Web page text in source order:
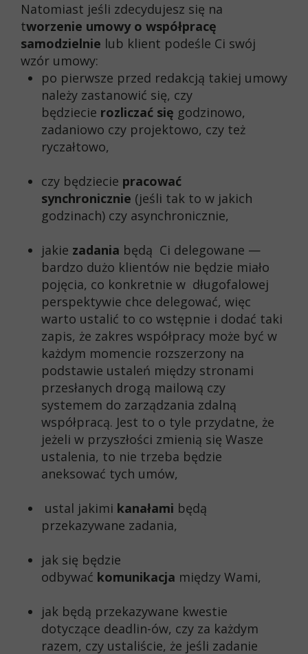
Natomiast jeśli zdecydujesz się na
tworzenie umowy o współpracę
samodzielnie lub klient podeśle Ci swój
wzór umowy:
po pierwsze przed redakcją takiej umowy
należy zastanowić się, czy
będziecie rozliczać się godzinowo,
zadaniowo czy projektowo, czy też
ryczałtowo,
czy będziecie pracować
synchronicznie (jeśli tak to w jakich
godzinach) czy asynchronicznie,
jakie zadania będą Ci delegowane —
bardzo dużo klientów nie będzie miało
pojęcia, co konkretnie w długofalowej
perspektywie chce delegować, więc
warto ustalić to co wstępnie i dodać taki
zapis, że zakres współpracy może być w
każdym momencie rozszerzony na
podstawie ustaleń między stronami
przesłanych drogą mailową czy
systemem do zarządzania zdalną
współpracą. Jest to o tyle przydatne, że
jeżeli w przyszłości zmienią się Wasze
ustalenia, to nie trzeba będzie
aneksować tych umów,
ustal jakimi kanałami będą
przekazywane zadania,
jak się będzie
odbywać komunikacja między Wami,
jak będą przekazywane kwestie
dotyczące deadlin-ów, czy za każdym
razem, czy ustaliście, że jeśli zadanie